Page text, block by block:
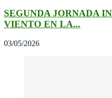
SEGUNDA JORNADA
VIENTO EN LA...
03/05/2026